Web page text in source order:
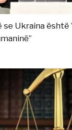
Ukraina është